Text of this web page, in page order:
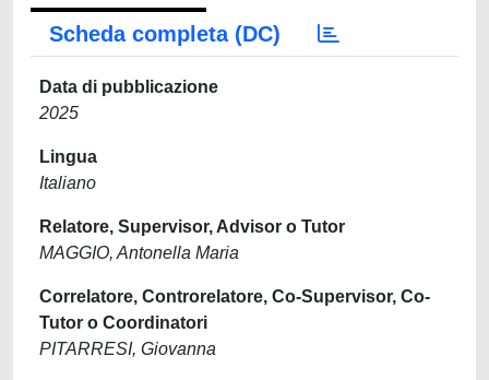
Scheda completa (DC)
Data di pubblicazione
2025
Lingua
Italiano
Relatore, Supervisor, Advisor o Tutor
MAGGIO, Antonella Maria
Correlatore, Controrelatore, Co-Supervisor, Co-
Tutor o Coordinatori
PITARRESI, Giovanna